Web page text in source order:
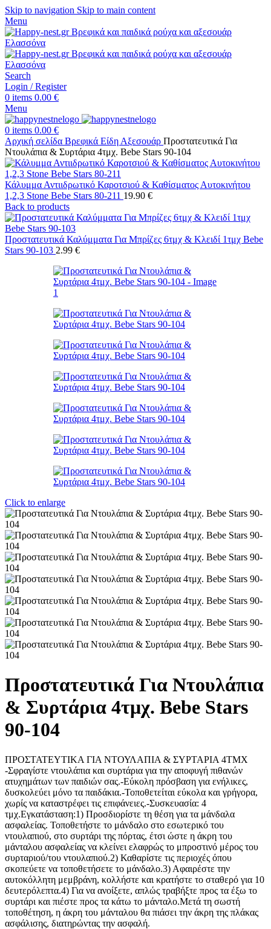
Skip to navigation Skip to main content
Menu
Search
Login / Register
0 items 0.00 €
Menu
0 items 0.00 €
Αρχική σελίδα Βρεφικά Είδη Αξεσουάρ Προστατευτικά Για
Ντουλάπια & Συρτάρια 4τμχ. Bebe Stars 90-104
Κάλυμμα Αντιιδρωτικό Καροτσιού & Καθίσματος Αυτοκινήτου
1,2,3 Stone Bebe Stars 80-211 19.90 €
Back to products
Προστατευτικά Καλύμματα Για Μπρίζες 6τμχ & Κλειδί 1τμχ Bebe
Stars 90-103 2.99 €
Click to enlarge
Προστατευτικά Για Ντουλάπια
& Συρτάρια 4τμχ. Bebe Stars
90-104
ΠΡΟΣΤΑΤΕΥΤΙΚΑ ΓΙΑ ΝΤΟΥΛΑΠΙΑ & ΣΥΡΤΑΡΙΑ 4ΤΜΧ
-Σφραγίστε ντουλάπια και συρτάρια για την αποφυγή πιθανών
ατυχημάτων των παιδιών σας.-Εύκολη πρόσβαση για ενήλικες,
δυσκολεύει μόνο τα παιδάκια.-Τοποθετείται εύκολα και γρήγορα,
χωρίς να καταστρέφει τις επιφάνειες.-Συσκευασία: 4
τμχ.Εγκατάσταση:1) Προσδιορίστε τη θέση για τα μάνδαλα
ασφαλείας. Τοποθετήστε το μάνδαλο στο εσωτερικό του
ντουλαπιού, στο συρτάρι της πόρτας, έτσι ώστε η άκρη του
μάνταλου ασφαλείας να κλείνει ελαφρώς το μπροστινό μέρος του
συρταριού/του ντουλαπιού.2) Καθαρίστε τις περιοχές όπου
σκοπεύετε να τοποθετήσετε το μάνδαλο.3) Αφαιρέστε την
αυτοκόλλητη μεμβράνη, κολλήστε και κρατήστε το σταθερό για 10
δευτερόλεπτα.4) Για να ανοίξετε, απλώς τραβήξτε προς τα έξω το
συρτάρι και πιέστε προς τα κάτω το μάνταλο.Μετά τη σωστή
τοποθέτηση, η άκρη του μάνταλου θα πιάσει την άκρη της πλάκας
ασφάλισης, διατηρώντας την ασφαλή.